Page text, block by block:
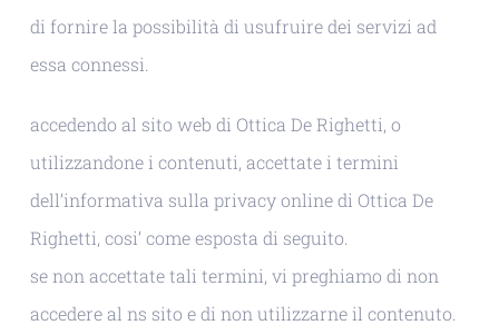
di fornire la possibilità di usufruire dei servizi ad
essa connessi.
accedendo al sito web di Ottica De Righetti, o
utilizzandone i contenuti, accettate i termini
dell’informativa sulla privacy online di Ottica De
Righetti, cosi’ come esposta di seguito.
se non accettate tali termini, vi preghiamo di non
accedere al ns sito e di non utilizzarne il contenuto.